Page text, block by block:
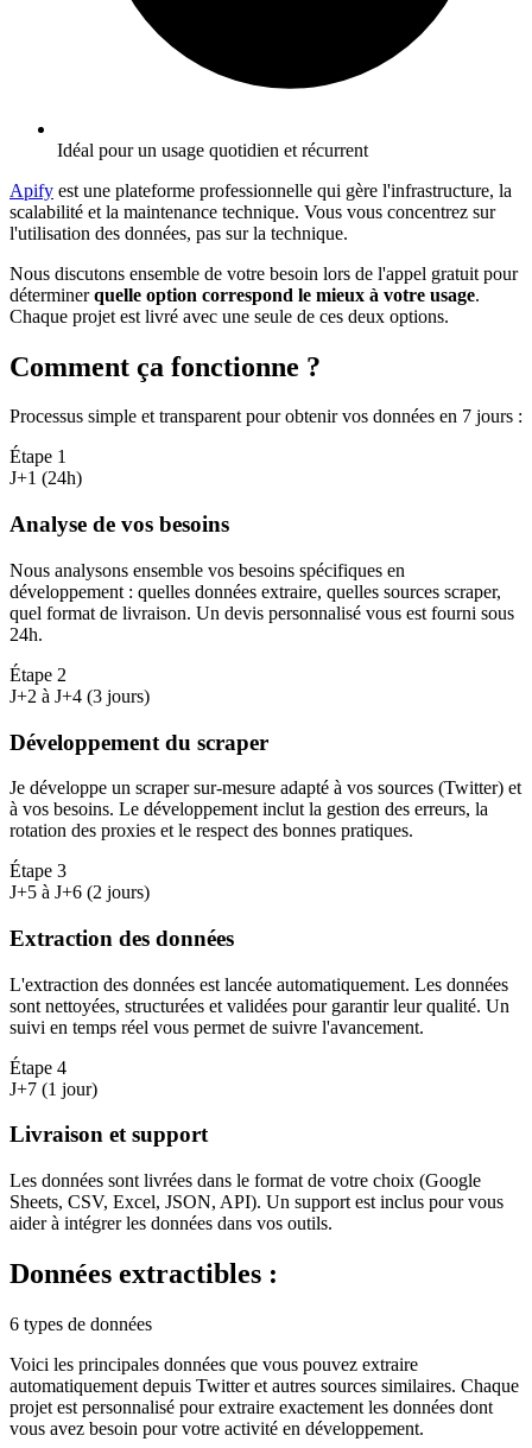
Idéal pour un usage quotidien et récurrent
Apify est une plateforme professionnelle qui gère l'infrastructure, la
scalabilité et la maintenance technique. Vous vous concentrez sur
l'utilisation des données, pas sur la technique.
Nous discutons ensemble de votre besoin lors de l'appel gratuit pour
déterminerquelle option correspond le mieux à votre usage.
Chaque projet est livré avec une seule de ces deux options.
Comment ça fonctionne ?
Processus simple et transparent pour obtenir vos données en 7 jours :
Étape 1
J+1 (24h)
Analyse de vos besoins
Nous analysons ensemble vos besoins spécifiques en
développement : quelles données extraire, quelles sources scraper,
quel format de livraison. Un devis personnalisé vous est fourni sous
24h.
Étape 2
J+2 à J+4 (3 jours)
Développement du scraper
Je développe un scraper sur-mesure adapté à vos sources (Twitter) et
à vos besoins. Le développement inclut la gestion des erreurs, la
rotation des proxies et le respect des bonnes pratiques.
Étape 3
J+5 à J+6 (2 jours)
Extraction des données
L'extraction des données est lancée automatiquement. Les données
sont nettoyées, structurées et validées pour garantir leur qualité. Un
suivi en temps réel vous permet de suivre l'avancement.
Étape 4
J+7 (1 jour)
Livraison et support
Les données sont livrées dans le format de votre choix (Google
Sheets, CSV, Excel, JSON, API). Un support est inclus pour vous
aider à intégrer les données dans vos outils.
Données extractibles :
6 types de données
Voici les principales données que vous pouvez extraire
automatiquement depuis Twitteret autres sources similaires. Chaque
projet est personnalisé pour extraire exactement les données dont
vous avez besoin pour votre activité en développement.